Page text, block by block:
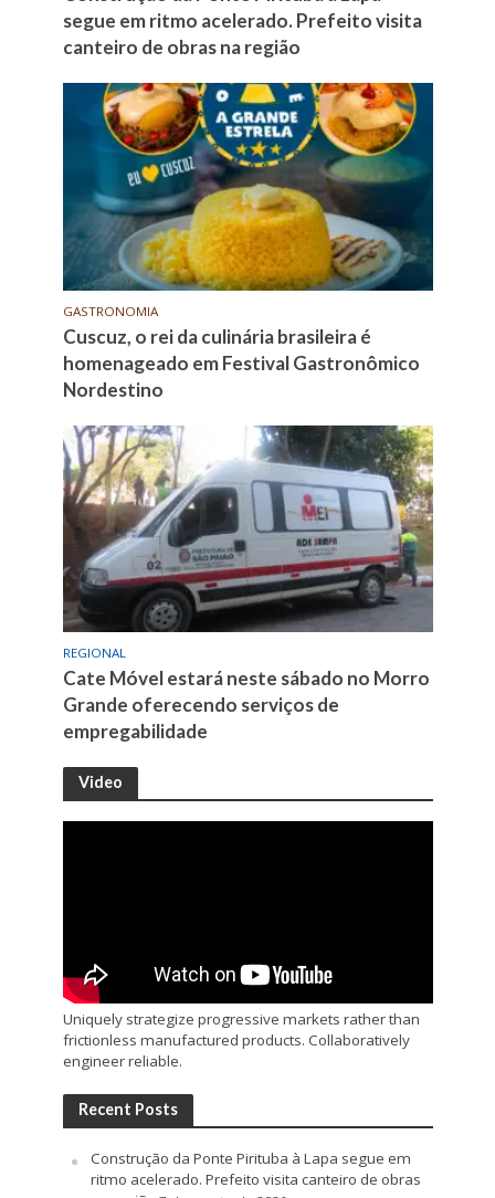
segue em ritmo acelerado. Prefeito visita
canteiro de obras na região
GASTRONOMIA
Cuscuz, o rei da culinária brasileira é
homenageado em Festival Gastronômico
Nordestino
REGIONAL
Cate Móvel estará neste sábado no Morro
Grande oferecendo serviços de
empregabilidade
Video
Uniquely strategize progressive markets rather than
frictionless manufactured products. Collaboratively
engineer reliable.
Recent Posts
Construção da Ponte Pirituba à Lapa segue em
ritmo acelerado. Prefeito visita canteiro de obras